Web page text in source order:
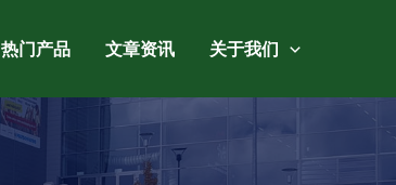
热门产品 文章资讯 关于我们